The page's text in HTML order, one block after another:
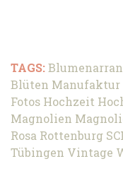
TAGS:
Blüten Manufaktur
Fotos Hochzeit
Magnolien
Rosa Rottenburg
Tübingen Vintage